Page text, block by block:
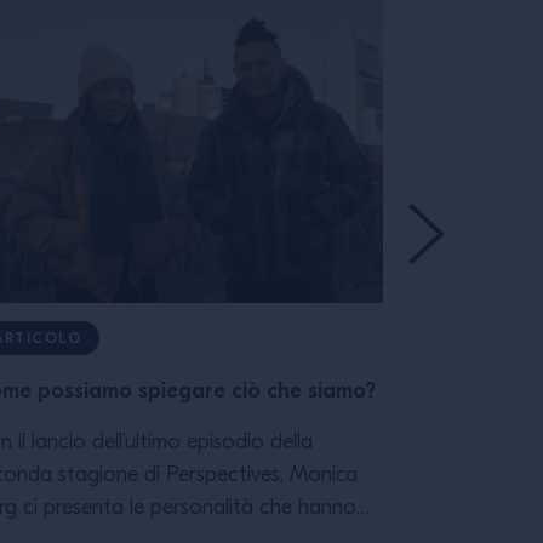
possiamo spiegare ciò che siamo?
il lancio dell’ultimo episodio della
stagione di Perspectives, Monica
ci presenta le personalità che hanno